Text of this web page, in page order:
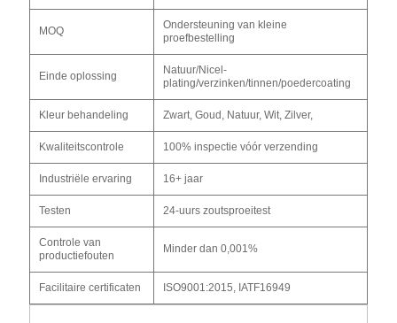
MOQ
Ondersteuning van kleine
proefbestelling
Einde oplossing
Natuur/Nicel-
plating/verzinken/tinnen/poedercoating
Kleur behandeling Zwart, Goud, Natuur, Wit, Zilver,
Kwaliteitscontrole 100% inspectie vóór verzending
Industriële ervaring 16+ jaar
Testen 24-uurs zoutsproeitest
Controle van
productiefouten
Minder dan 0,001%
Facilitaire certificaten ISO9001:2015, IATF16949